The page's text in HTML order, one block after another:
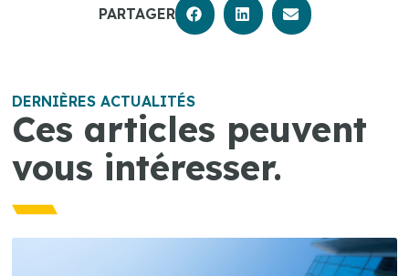
PARTAGER
DERNIÈRES ACTUALITÉS
Ces articles peuvent
vous intéresser.